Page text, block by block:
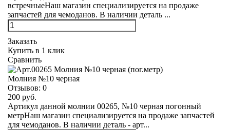
встречныеНаш магазин специализируется на продаже
запчастей для чемоданов. В наличии деталь ...
Заказать
Купить в 1 клик
Сравнить
Молния №10 черная
Отзывов: 0
200 руб.
Артикул данной молнии 00265, №10 черная погонный
метрНаш магазин специализируется на продаже запчастей
для чемоданов. В наличии деталь - арт...